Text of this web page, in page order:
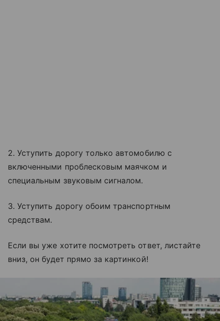
2. Уступить дорогу только автомобилю с
включенными проблесковым маячком и
специальным звуковым сигналом.
3. Уступить дорогу обоим транспортным
средствам.
Если вы уже хотите посмотреть ответ, листайте
вниз, он будет прямо за картинкой!